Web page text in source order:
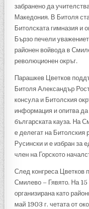
забранено да
Македония. В Битоля
Битолската гимназия
Бързо печели
районен войвода в
революционен окръг.
Парашкев Цветков
Битоля Александър
консула и Битолския
информация и опитва
българската кауза. На
е делегат на Битолския
Русински и е избран за
член на Горското
След конгреса Цветков
Смилево – Гявято. На 15
организирана като
май 1903 г. четата от